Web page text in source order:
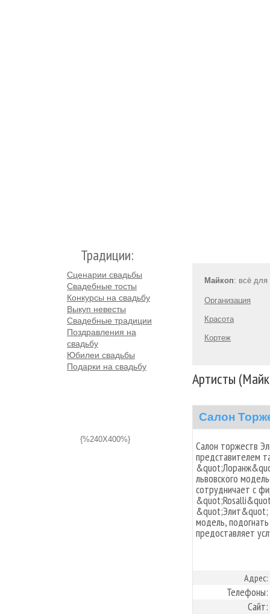
Традиции:
Сценарии свадьбы
Свадебные тосты
Конкурсы на свадьбу
Выкуп невесты
Свадебные традиции
Поздравления на
свадьбу
Юбилеи свадьбы
Подарки на свадьбу
{%240X400%}
Майкоп: всё для
Организация
Красота
Кортеж
Артисты
Салон
Салон торжеств
представителем
львовского
сотрудничает с
&quot;Элит&quot;
модель,
предоставляет
Адрес:
Телефоны:
Сайт: